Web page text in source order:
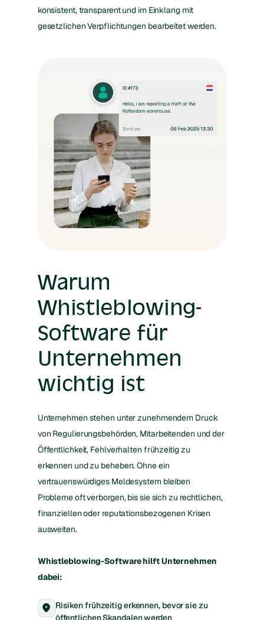
konsistent, transparent und im Einklang mit
gesetzlichen Verpflichtungen bearbeitet werden.
Warum
Whistleblowing-
Software für
Unternehmen
wichtig ist
Unternehmen stehen unter zunehmendem Druck
von Regulierungsbehörden, Mitarbeitenden und der
Öffentlichkeit, Fehlverhalten frühzeitig zu
erkennen und zu beheben. Ohne ein
vertrauenswürdiges Meldesystem bleiben
Probleme oft verborgen, bis sie sich zu rechtlichen,
finanziellen oder reputationsbezogenen Krisen
ausweiten.
Whistleblowing-Software hilft Unternehmen
dabei:
location_on Risiken frühzeitig erkennen, bevor sie zu
öffentlichen Skandalen werden